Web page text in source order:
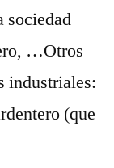
sociedad
…Otros
industriales:
(que